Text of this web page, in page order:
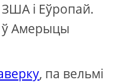
ЗША і Еўропай.
Амерыцы
, па вельмі